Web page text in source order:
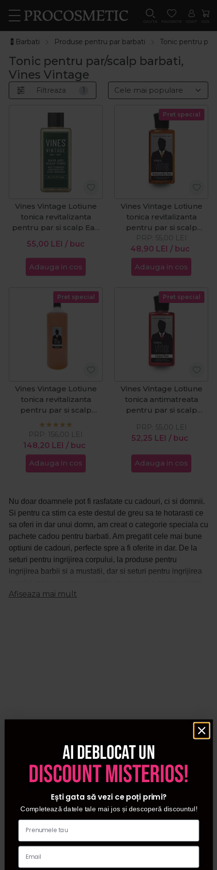
CAUTA FAVORITE CONT COS
💈Barbati Produse pentru par barbati Tonic pentru
Tonic pentru par/scalp barbati,
Vines Vintage
Filtreaza 1
Vines Vintage Lotiune
tonica revitalizanta
pentru par si scalp Eau
de Portugal 200ml
55,00 LEI / buc
Adauga in cos
Pret special
Vines Vintage Lotiune
tonica revitalizanta
pentru par si scalp
American Bay Rum
200ml
48,90 LEI / buc
PRP: 55,00 LEI
Adauga in cos
Pret special
Vines Vintage Lotiune
tonica revitalizanta
pentru par si scalp
American Bay Rum
1000ml
148,20 LEI / buc
PRP: 156,00 LEI
Adauga in cos
Pret special
Vines Vintage Lotiune
tonica antimatreata
pentru par si scalp
52,25 LEI / buc
PRP: 55,00 LEI
Adauga in cos
Nu doar doamnele pot fi rasfatate cu cadouri, ci si domnii.
Si pentru ca stim ca este destul de greu sa te hotarasti ce
sa oferi in dar unui domn, am creat o categorie speciala cu
pachete cadou pentru barbati. Am pregatit cele mai bune
optiuni de cadouri, perfecte spre a fi oferite in dar. De la
seturi pentru ingrijirea corpului, la produse pentru
ingrijirea barbii si a mustatii, dar si seturi pentru ingrijirea
de branduri profesionale, la preturi accesibile. Rasfoieste
Afiseaza mai mult
Ai deblocat un
discount misterios!
Ești gata să vezi ce poți primi?
Completează datele tale mai jos și descoperă discountul!